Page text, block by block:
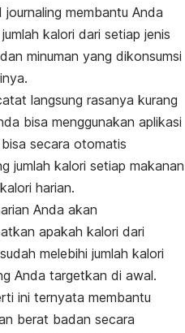
membantu Anda
kalori dari setiap jenis
minuman yang dikonsumsi
langsung rasanya kurang
bisa menggunakan aplikasi
secara otomatis
jumlah kalori setiap makanan
harian.
Anda akan
apakah kalori dari
melebihi jumlah kalori
Anda targetkan di awal.
ini ternyata membantu
berat badan secara